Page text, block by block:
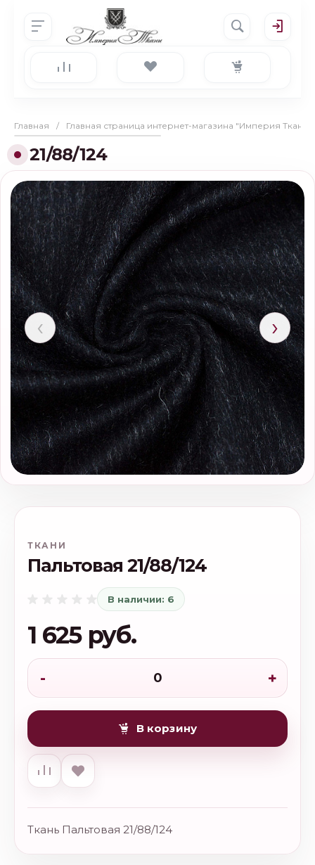
Главная / Главная страница интернет-магазина "Империя Ткани"
21/88/124
‹ ›
ТКАНИ
Пальтовая 21/88/124
В наличии: 6
1 625 руб.
- +
В корзину
Ткань Пальтовая 21/88/124